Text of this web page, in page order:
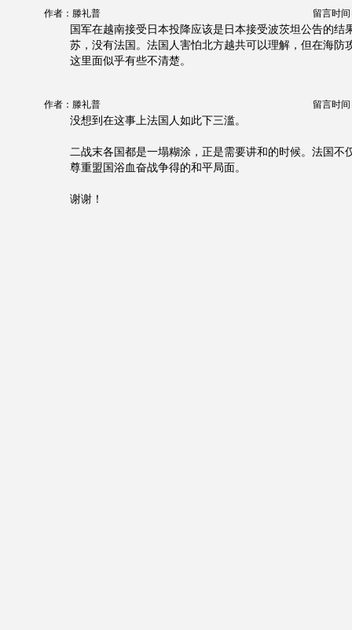
作者：滕礼普 留言时间
国军在越南接受日本投降应该是日本接受波茨坦公告的结
苏，没有法国。法国人害怕北方越共可以理解，但在海防
这里面似乎有些不清楚。
作者：滕礼普 留言时间
没想到在这事上法国人如此下三滥。
二战末各国都是一塌糊涂，正是需要讲和的时候。法国不
尊重盟国浴血奋战争得的和平局面。
谢谢！